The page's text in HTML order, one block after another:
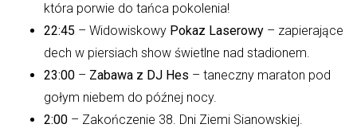
która porwie do tańca pokolenia!
22:45 – Widowiskowy Pokaz Laserowy – zapierające
dech w piersiach show świetlne nad stadionem.
23:00 – Zabawa z DJ Hes – taneczny maraton pod
gołym niebem do późnej nocy.
2:00 – Zakończenie 38. Dni Ziemi Sianowskiej.